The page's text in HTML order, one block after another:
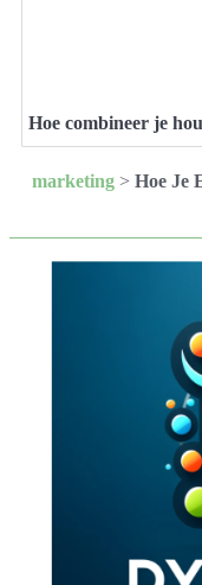
Hoe combineer je
marketing > Hoe Je